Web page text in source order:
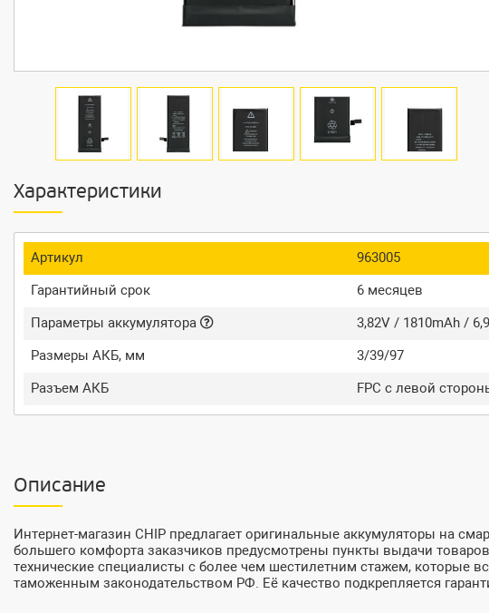
Характеристики
Артикул
963005
Гарантийный срок
6 месяцев
Параметры аккумулятора
3,82V / 1810mAh /
Размеры АКБ, мм
3/39/97
Разъем АКБ
FPC с левой
Описание
Интернет-магазин CHIP предлагает оригинальные аккумуляторы на
большего комфорта заказчиков предусмотрены пункты выдачи
технические специалисты с более чем шестилетним стажем, которые
таможенным законодательством РФ. Её качество подкрепляется